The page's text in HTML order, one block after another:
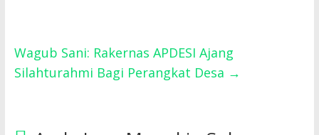
Wagub Sani: Rakernas APDESI Ajang
Silahturahmi Bagi Perangkat Desa →